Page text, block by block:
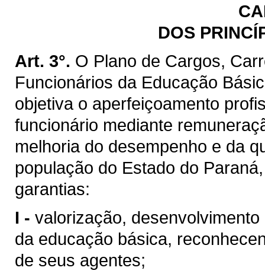
DOS
Art. 3°. O Plano de Cargos,
Funcionários da Educação
objetiva o aperfeiçoamento
funcionário mediante
melhoria do desempenho e da
população do Estado do
garantias:
I - valorização,
da educação básica,
de seus agentes;